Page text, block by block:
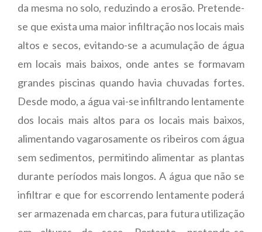
da mesma no solo, reduzindo a erosão. Pretende-
se que exista uma maior infiltração nos locais mais
altos e secos, evitando-se a acumulação de água
em locais mais baixos, onde antes se formavam
grandes piscinas quando havia chuvadas fortes.
Desde modo, a água vai-se infiltrando lentamente
dos locais mais altos para os locais mais baixos,
alimentando vagarosamente os ribeiros com água
sem sedimentos, permitindo alimentar as plantas
durante períodos mais longos. A água que não se
infiltrar e que for escorrendo lentamente poderá
ser armazenada em charcas, para futura utilização